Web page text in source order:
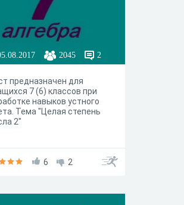
2045 2
предназначен для
7 (6) классов при
навыков устного
Тема "Целая степень
2"
6 2